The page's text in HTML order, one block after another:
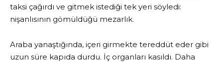
taksi çağırdı ve gitmek istediği tek yeri söyledi:
nişanlısının gömüldüğü mezarlık.
Araba yanaştığında, içeri girmekte tereddüt eder gibi
uzun süre kapıda durdu. İç organları kasıldı. Daha